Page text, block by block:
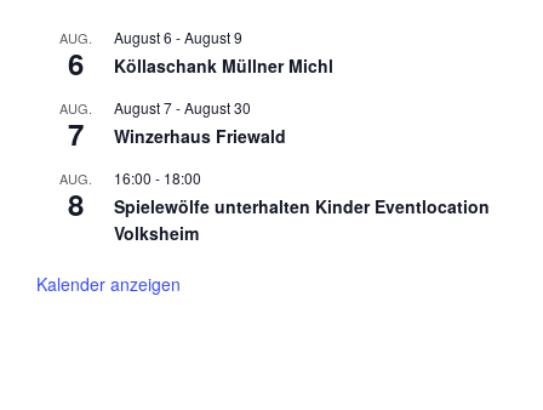
AUG.
6
August 6 -August 9
Köllaschank Müllner Michl
AUG.
7
August 7-August 30
Winzerhaus Friewald
AUG.
8
16:00 - 18:00
Spielewölfe unterhalten Kinder Eventlocation
Volksheim
Kalender anzeigen